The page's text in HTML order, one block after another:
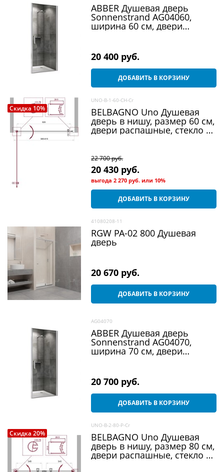
ABBER Душевая дверь
Sonnenstrand AG04060,
ширина 60 см, двери
20 400 руб.
ДОБАВИТЬ В КОРЗИНУ
Скидка 10%
UNO-B-1-60-CH-Cr
BELBAGNO Uno Душевая
дверь в нишу, размер 60 см,
двери распашные, стекло 5
22 700 руб.
20 430 руб.
выгода2 270 руб. или 10%
ДОБАВИТЬ В КОРЗИНУ
41080208-11
RGW PA-02 800 Душевая
дверь
20 670 руб.
ДОБАВИТЬ В КОРЗИНУ
AG04070
ABBER Душевая дверь
Sonnenstrand AG04070,
ширина 70 см, двери
20 700 руб.
ДОБАВИТЬ В КОРЗИНУ
Скидка 20%
UNO-B-2-80-P-Cr
BELBAGNO Uno Душевая
дверь в нишу, размер 80 см,
двери распашные, стекло 5